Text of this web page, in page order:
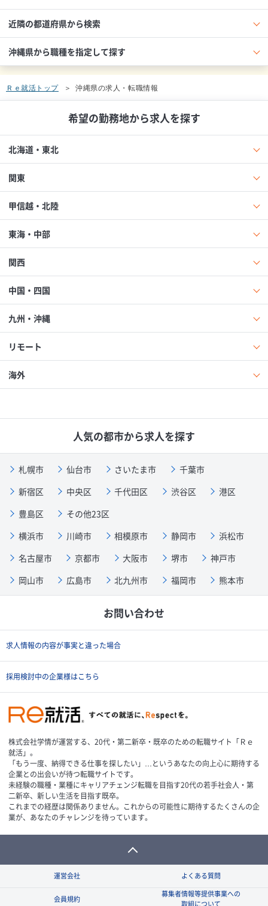
近隣の都道府県から検索
沖縄県から職種を指定して探す
Ｒｅ就活トップ 沖縄県の求人・転職情報
希望の勤務地から求人を探す
北海道・東北
関東
甲信越・北陸
東海・中部
関西
中国・四国
九州・沖縄
リモート
海外
人気の都市から求人を探す
札幌市 仙台市 さいたま市
千葉市
新宿区
中央区 千代田区 渋谷区
港区
豊島区
その他23区
横浜市
川崎市 相模原市 静岡市
浜松市
名古屋市
京都市 大阪市 堺市
神戸市
岡山市
広島市 北九州市 福岡市 熊本市
お問い合わせ
求人情報の内容が事実と違った場合
採用検討中の企業様はこちら
株式会社学情が運営する、20代・第二新卒・既卒のための転職サイト「Ｒｅ
就活」。
「もう一度、納得できる仕事を探したい」…というあなたの向上心に期待する
企業との出会いが待つ転職サイトです。
未経験の職種・業種にキャリアチェンジ転職を目指す20代の若手社会人・第
二新卒、新しい生活を目指す既卒。
これまでの経歴は関係ありません。これからの可能性に期待するたくさんの企
業が、あなたのチャレンジを待っています。
運営会社 よくある質問
会員規約
募集者情報等提供事業への
取組について